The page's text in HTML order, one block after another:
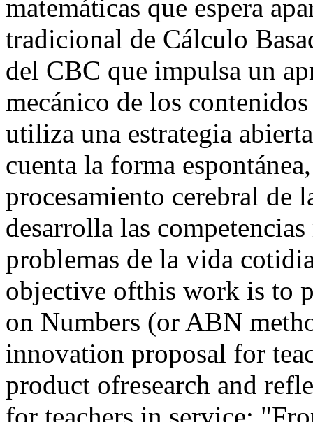
matemáticas que espera
tradicional de Cálculo
del CBC que impulsa un
mecánico de los
utiliza una estrategia
cuenta la forma
procesamiento cerebral de
desarrolla las
problemas de la vida
objective ofthis work is to
on Numbers (or ABN
innovation proposal for
product ofresearch and